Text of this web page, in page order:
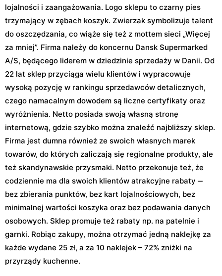
lojalności i zaangażowania. Logo sklepu to czarny pies
trzymający w zębach koszyk. Zwierzak symbolizuje talent
do oszczędzania, co wiąże się też z mottem sieci „Więcej
za mniej”. Firma należy do koncernu Dansk Supermarked
A/S, będącego liderem w dziedzinie sprzedaży w Danii. Od
22 lat sklep przyciąga wielu klientów i wypracowuje
wysoką pozycję w rankingu sprzedawców detalicznych,
czego namacalnym dowodem są liczne certyfikaty oraz
wyróżnienia. Netto posiada swoją własną stronę
internetową, gdzie szybko można znaleźć najbliższy sklep.
Firma jest dumna również ze swoich własnych marek
towarów, do których zaliczają się regionalne produkty, ale
też skandynawskie przysmaki. Netto przekonuje też, że
codziennie ma dla swoich klientów atrakcyjne rabaty ‒
bez zbierania punktów, bez kart lojalnościowych, bez
minimalnej wartości koszyka oraz bez podawania danych
osobowych. Sklep promuje też rabaty np. na patelnie i
garnki. Robiąc zakupy, można otrzymać jedną naklejkę za
każde wydane 25 zł, a za 10 naklejek – 72% zniżki na
przyrządy kuchenne.